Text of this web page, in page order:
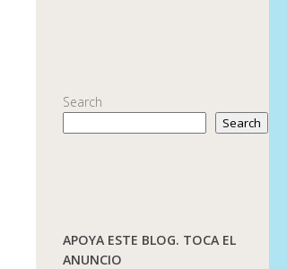
Search
Search
APOYA ESTE BLOG. TOCA EL
ANUNCIO